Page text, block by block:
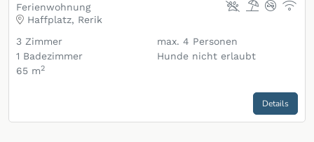
Ferienwohnung
Haffplatz, Rerik
3 Zimmer
1 Badezimmer
65 m2
max. 4 Personen
Hunde nicht erlaubt
Details